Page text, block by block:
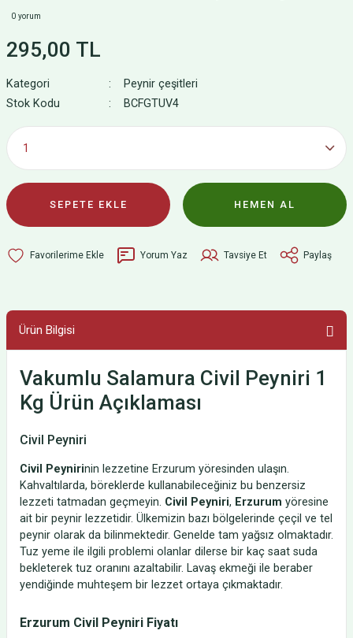
0 yorum
295,00 TL
Kategori
Peynir çeşitleri
Stok Kodu
BCFGTUV4
SEPETE EKLE HEMEN AL
Yorum Yaz Tavsiye Et Paylaş
Ürün Bilgisi
Vakumlu Salamura Civil Peyniri 1
Kg Ürün Açıklaması
Civil Peyniri
Civil Peynirinin lezzetine Erzurum yöresinden ulaşın.
Kahvaltılarda, böreklerde kullanabileceğiniz bu benzersiz
lezzeti tatmadan geçmeyin. Civil Peyniri, Erzurum yöresine
ait bir peynir lezzetidir. Ülkemizin bazı bölgelerinde çeçil ve tel
peynir olarak da bilinmektedir. Genelde tam yağsız olmaktadır.
Tuz yeme ile ilgili problemi olanlar dilerse bir kaç saat suda
bekleterek tuz oranını azaltabilir. Lavaş ekmeği ile beraber
yendiğinde muhteşem bir lezzet ortaya çıkmaktadır.
Erzurum Civil Peyniri Fiyatı